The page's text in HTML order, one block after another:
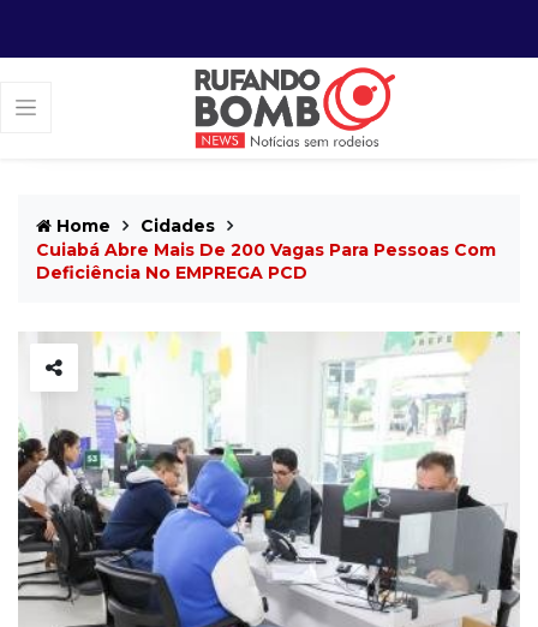
Home
Cidades
Cuiabá Abre Mais De 200 Vagas Para Pessoas Com
Deficiência No EMPREGA PCD